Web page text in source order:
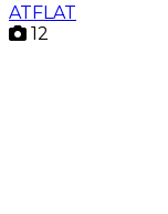
ATFLAT
12